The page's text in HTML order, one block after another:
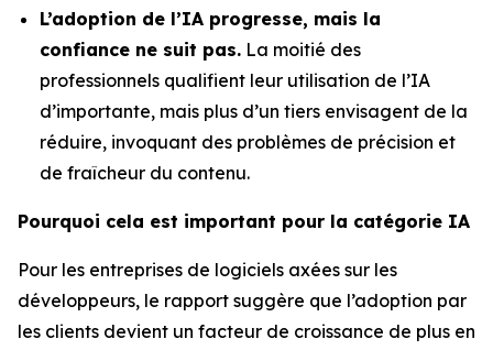
L’adoption de l’IA progresse, mais la
confiance ne suit pas. La moitié des
professionnels qualifient leur utilisation de l’IA
d’importante, mais plus d’un tiers envisagent de la
réduire, invoquant des problèmes de précision et
de fraîcheur du contenu.
Pourquoi cela est important pour la catégorie IA
Pour les entreprises de logiciels axées sur les
développeurs, le rapport suggère que l’adoption par
les clients devient un facteur de croissance de plus en